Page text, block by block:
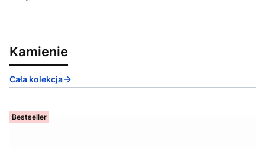
Kamienie
Cała kolekcja
Bestseller